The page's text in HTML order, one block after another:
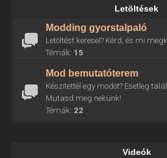
Letöltések
Modding gyorstalpaló
Letöltést keresel? Kérd, és mi
Témák: 15
Mod bemutatóterem
Készítettél egy modot? Esetleg
Mutasd meg nekünk!
Témák: 22
Videók